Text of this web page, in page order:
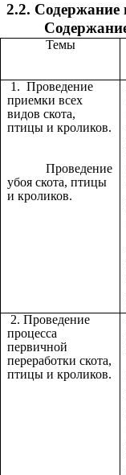
2.2. Содержание
Темы
1. Проведение
приемки всех
видов скота,
птицы и кроликов.
Проведение
убоя скота, птицы
и кроликов.
2. Проведение
процесса
первичной
переработки скота,
птицы и кроликов.